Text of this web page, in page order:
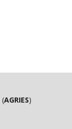
(AGRIES)